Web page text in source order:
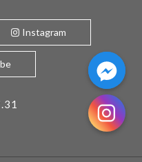
Instagram